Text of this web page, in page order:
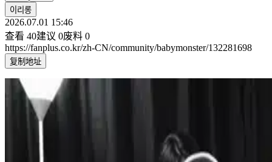
이리롱
2026.07.01 15:46
查看 40建议 0废料 0
https://fanplus.co.kr/zh-CN/community/babymonster/132281698
复制地址